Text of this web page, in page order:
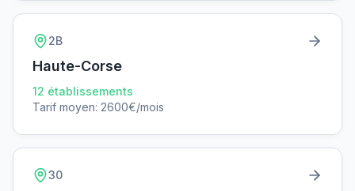
2B
Haute-Corse
12 établissements
Tarif moyen: 2600€/mois
30